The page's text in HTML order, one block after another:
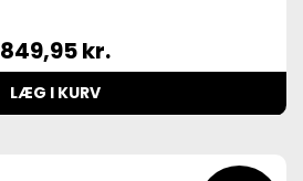
849,95kr.
LÆG I KURV